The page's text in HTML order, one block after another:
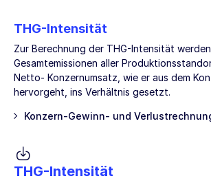
THG-Intensität
Zur Berechnung der THG-Intensität
Gesamtemissionen aller
Netto- Konzernumsatz, wie er aus dem
hervorgeht, ins Verhältnis gesetzt.
Konzern-Gewinn- und
THG-Intensität